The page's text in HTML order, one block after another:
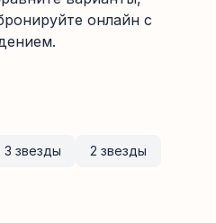
онлайн с
3 звезды 2 звезды